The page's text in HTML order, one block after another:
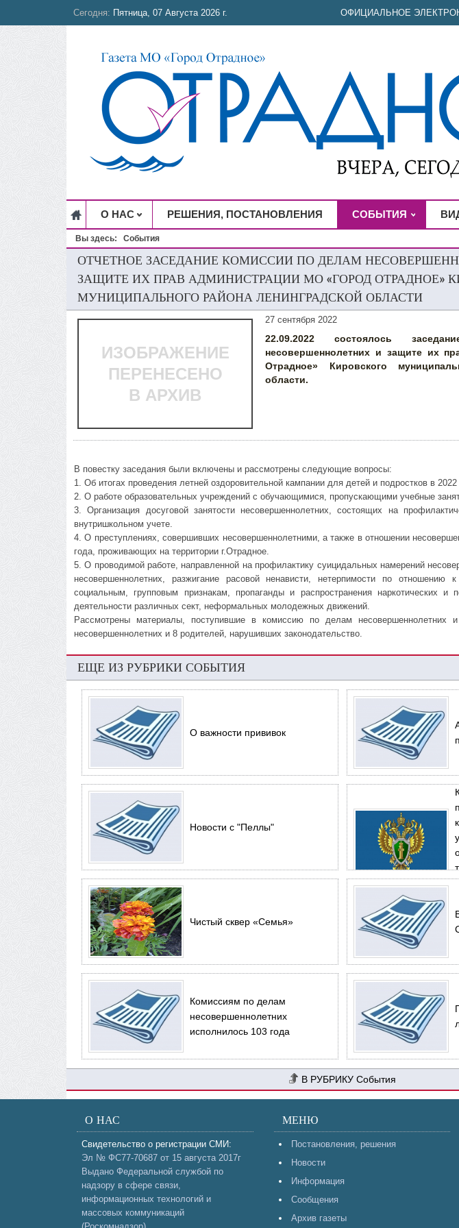
Сегодня: Пятница, 07 Августа 2026 г. ОФИЦИАЛЬНОЕ
О НАС РЕШЕНИЯ, ПОСТАНОВЛЕНИЯ СОБЫТИЯ
Вы здесь: События
ОТЧЕТНОЕ ЗАСЕДАНИЕ КОМИССИИ ПО ДЕЛАМ
ЗАЩИТЕ ИХ ПРАВ АДМИНИСТРАЦИИ МО «ГОРОД ОТРАДНОЕ»
МУНИЦИПАЛЬНОГО РАЙОНА ЛЕНИНГРАДСКОЙ ОБЛАСТИ
27 сентября 2022
ИЗОБРАЖЕНИЕ
ПЕРЕНЕСЕНО
В АРХИВ
22.09.2022 состоялось
несовершеннолетних и защите их
Отрадное» Кировского
области.
В повестку заседания были включены и рассмотрены следующие вопросы:
1. Об итогах проведения летней оздоровительной кампании для детей и подростков в 2022
2. О работе образовательных учреждений с обучающимися, пропускающими учебные
3. Организация досуговой занятости несовершеннолетних, состоящих на
внутришкольном учете.
4. О преступлениях, совершивших несовершеннолетними, а также в отношении
года, проживающих на территории г.Отрадное.
5. О проводимой работе, направленной на профилактику суицидальных намерений
несовершеннолетних, разжигание расовой ненависти, нетерпимости по
социальным, групповым признакам, пропаганды и распространения наркотических и
деятельности различных сект, неформальных молодежных движений.
Рассмотрены материалы, поступившие в комиссию по делам
несовершеннолетних и 8 родителей, нарушивших законодательство.
ЕЩЕ ИЗ РУБРИКИ СОБЫТИЯ
О важности прививок
Новости с "Пеллы"
Чистый сквер «Семья»
Комиссиям по делам
несовершеннолетних
исполнилось 103 года
События
О НАС
Свидетельство о регистрации СМИ:
Эл № ФС77-70687 от 15 августа 2017г
Выдано Федеральной службой по
надзору в сфере связи,
информационных технологий и
массовых коммуникаций
(Роскомнадзор).
МЕНЮ
Постановления, решения
Новости
Информация
Сообщения
Архив газеты